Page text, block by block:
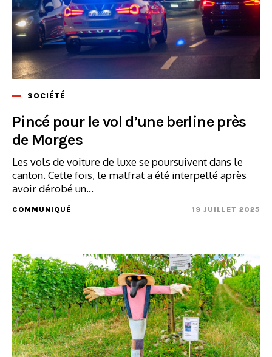
SOCIÉTÉ
Pincé pour le vol d’une berline près
de Morges
Les vols de voiture de luxe se poursuivent dans le
canton. Cette fois, le malfrat a été interpellé après
avoir dérobé un...
COMMUNIQUÉ 19 JUILLET 2025